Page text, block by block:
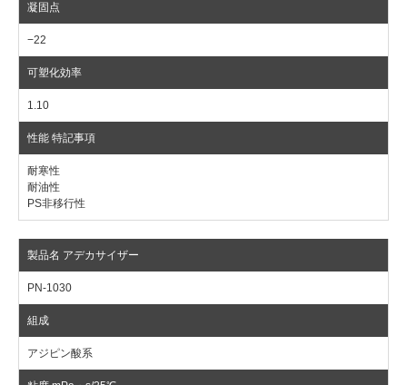
−22
1.10
耐寒性
耐油性
PS非移行性
PN-1030
アジピン酸系